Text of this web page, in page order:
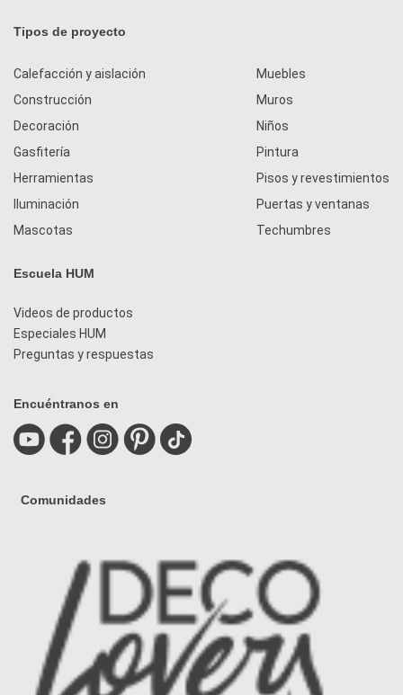
Tipos de proyecto
Calefacción y aislación
Construcción
Decoración
Gasfitería
Herramientas
Iluminación
Mascotas
Muebles
Muros
Niños
Pintura
Pisos y revestimientos
Puertas y ventanas
Techumbres
Escuela HUM
Videos de productos
Especiales HUM
Preguntas y respuestas
Encuéntranos en
Comunidades